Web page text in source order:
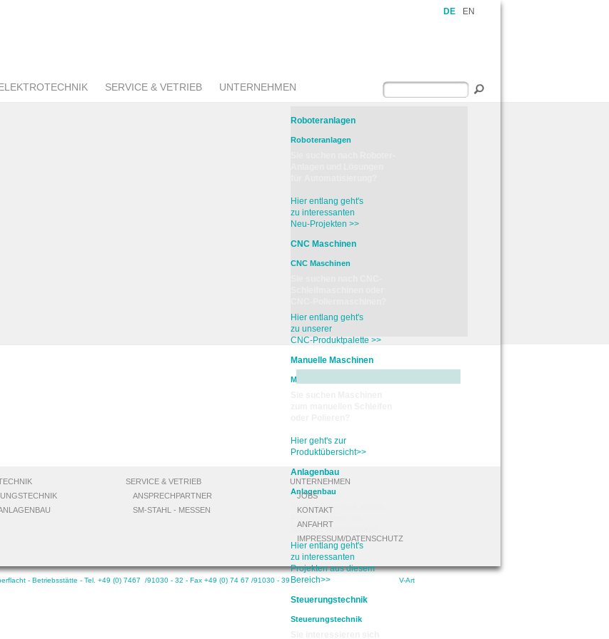
DE EN
SERVICE & VETRIEB UNTERNEHMEN
Roboteranlagen
Roboteranlagen
Hier entlang geht's
zu interessanten
Neu-Projekten >>
CNC Maschinen
CNC Maschinen
Hier entlang geht's
zu unserer
CNC-Produktpalette >>
Manuelle Maschinen
Manuelle Maschinen
Hier geht's zur
Produktübersicht>>
Anlagenbau
Anlagenbau
Sie suchen nach einem
Bereich Anlagenbau?
Hier entlang geht's
zu interessanten
Projekten aus diesem
Bereich>>
Steuerungstechnik
Steuerungstechnik
SERVICE & VETRIEB
ANSPRECHPARTNER
SM-STAHL - MESSEN
UNTERNEHMEN
JOBS
KONTAKT
ANFAHRT
IMPRESSUM/DATENSCHUTZ
- Betriebsstätte - Tel. +49 (0) 7467 /91030 - 32 - Fax +49 (0) 74 67 /91030 - 39 V-Art